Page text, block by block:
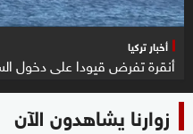
أخبار تركيا
أنقرة تفرض قيودا على دخول
زوارنا يشاهدون الآن